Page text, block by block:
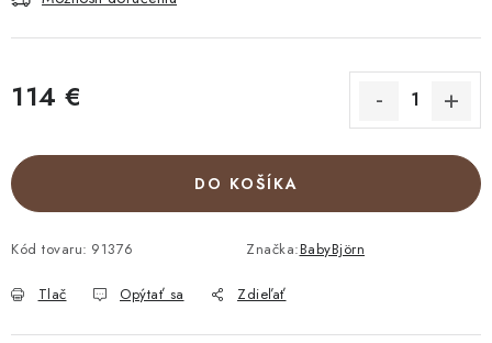
114 €
DO KOŠÍKA
Kód tovaru: 91376 Značka:BabyBjörn
Tlač Opýtať sa Zdieľať